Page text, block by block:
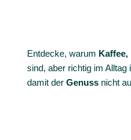
Entdecke, warum Kaffee,
sind, aber richtig im Alltag
damit der Genussnicht